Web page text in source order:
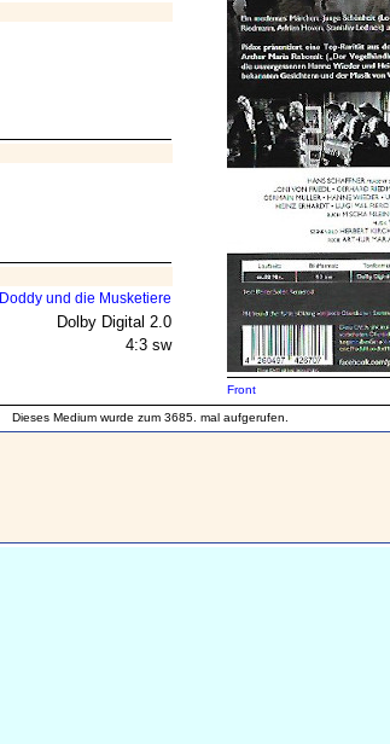
Doddy und die Musketiere
Dolby Digital 2.0
4:3 sw
Front
Dieses Medium wurde zum 3685. mal aufgerufen.